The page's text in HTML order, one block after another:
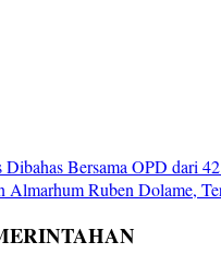
Dibahas Bersama OPD dari
Almarhum Ruben Dolame,